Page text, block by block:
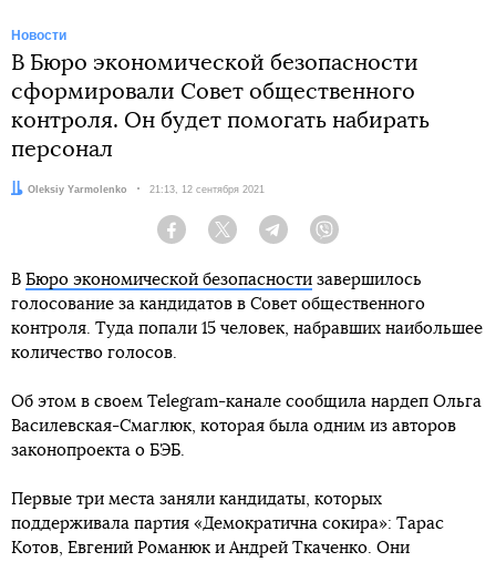
Новости
В Бюро экономической безопасности
сформировали Совет общественного
контроля. Он будет помогать набирать
персонал
Автор:
Oleksiy Yarmolenko Дата:
21:13, 12 сентября 2021
Facebook Twitter Telegram
В Бюро экономической безопасности завершилось
голосование за кандидатов в Совет общественного
контроля. Туда попали 15 человек, набравших наибольшее
количество голосов.
Об этом в своем Telegram-канале сообщила нардеп Ольга
Василевская-Смаглюк, которая была одним из авторов
законопроекта о БЭБ.
Первые три места заняли кандидаты, которых
поддерживала партия «Демократична сокира»: Тарас
Котов, Евгений Романюк и Андрей Ткаченко. Они